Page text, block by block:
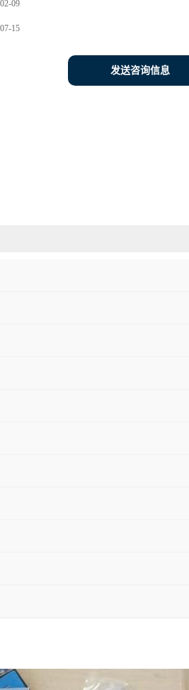
09
15
发送咨询信息